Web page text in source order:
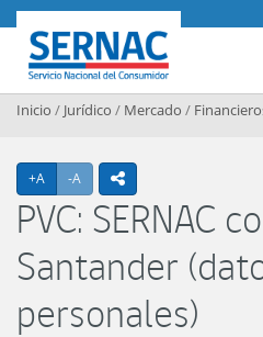
Contenido principal
SERNAC
Inicio / Jurídico / Mercado /
+A Agrandar texto
-A Achicar textoicono
PVC: SERNAC
Santander
personales)